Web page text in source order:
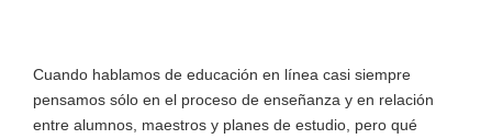
Cuando hablamos de educación en línea casi siempre
pensamos sólo en el proceso de enseñanza y en relación
entre alumnos, maestros y planes de estudio, pero qué